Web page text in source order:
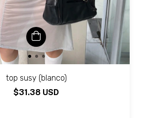
top susy (blanco)
$31.38 USD